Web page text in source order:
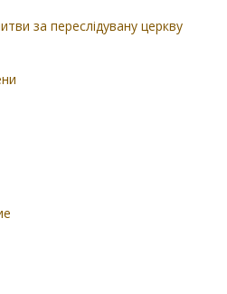
за переслідувану церкву